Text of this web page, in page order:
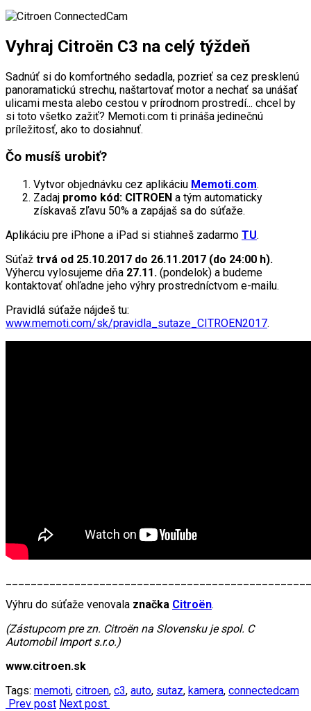
Vyhraj Citroën C3 na celý týždeň
Sadnúť si do komfortného sedadla, pozrieť sa cez presklenú
panoramatickú strechu, naštartovať motor a nechať sa unášať
ulicami mesta alebo cestou v prírodnom prostredí... chcel by
si toto všetko zažiť? Memoti.com ti prináša jedinečnú
príležitosť, ako to dosiahnuť.
Čo musíš urobiť?
Vytvor objednávku cez aplikáciu Memoti.com.
Zadaj promo kód: CITROEN a tým automaticky
získavaš zľavu 50% a zapájaš sa do súťaže.
Aplikáciu pre iPhone a iPad si stiahneš zadarmo TU.
Súťaž trvá od 25.10.2017 do 26.11.2017 (do 24:00 h).
Výhercu vylosujeme dňa 27.11. (pondelok) a budeme
kontaktovať ohľadne jeho výhry prostredníctvom e-mailu.
Pravidlá súťaže nájdeš tu:
www.memoti.com/sk/pravidla_sutaze_CITROEN2017.
Výhru do súťaže venovala značka Citroën.
(Zástupcom pre zn. Citroën na Slovensku je spol. C
Automobil Import s.r.o.)
www.citroen.sk
Tags: memoti, citroen, c3, auto, sutaz, kamera, connectedcam
Prev post Next post